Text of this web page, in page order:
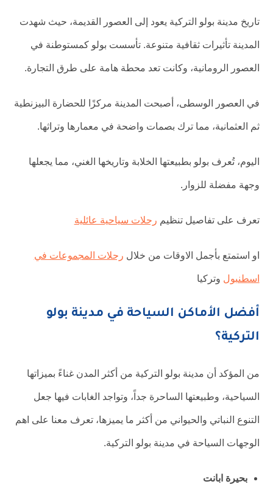
تاريخ مدينة بولو التركية يعود إلى العصور القديمة، حيث شهدت
المدينة تأثيرات ثقافية متنوعة. تأسست بولو كمستوطنة في
العصور الرومانية، وكانت تعد محطة هامة على طرق التجارة.
في العصور الوسطى، أصبحت المدينة مركزًا للحضارة البيزنطية
ثم العثمانية، مما ترك بصمات واضحة في معمارها وتراثها.
اليوم، تُعرف بولو بطبيعتها الخلابة وتاريخها الغني، مما يجعلها
وجهة مفضلة للزوار.
تعرف على تفاصيل تنظيم رحلات سياحية عائلية
او استمتع بأجمل الاوقات من خلال رحلات المجموعات في
اسطنبول وتركيا
أفضل الأماكن السياحة في مدينة بولو
التركية؟
من المؤكد أن مدينة بولو التركية من أكثر المدن غناءً بميزاتها
السياحية، وطبيعتها الساحرة جداً، وتواجد الغابات فيها جعل
التنوع النباتي والحيواني من أكثر ما يميزها، تعرف معنا على اهم
الوجهات السياحة في مدينة بولو التركية.
بحيرة ابانت